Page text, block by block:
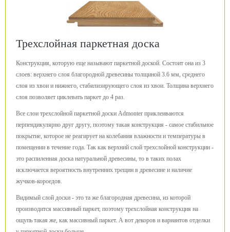
Трехслойная паркетная доска
Конструкция, которую еще называют паркетной доской. Состоит она из 3
слоев: верхнего слоя благородной древесины толщиной 3.6 мм, среднего
слоя из хвои и нижнего, стабилизирующего слоя из хвои. Толщина верхнего
слоя позволяет циклевать паркет до 4 раз.
Все слои трехслойной паркетной доски Admonter приклеиваются
перпендикулярно друг другу, поэтому такая конструкция - самое стабильное
покрытие, которое не реагирует на колебания влажности и температуры в
помещении в течение года. Так как верхний слой трехслойной конструкции -
это распиленная доска натуральной древесины, то в таких полах
исключается вероятность внутренних трещин в древесине и наличие
жучков-короедов.
Видимый слой доски - это та же благородная древесина, из которой
производится массивный паркет, поэтому трехслойная конструкция на
ощупь такая же, как массивный паркет. А вот декоров и вариантов отделки